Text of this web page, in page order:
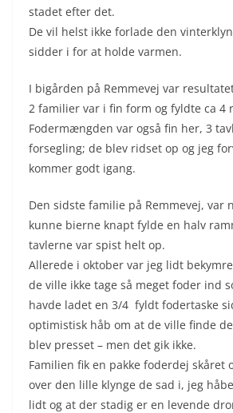
stadet efter det.
De vil helst ikke forlade den
sidder i for at holde varmen.
I bigården på Remmevej var
2 familier var i fin form og fyldte ca 4
Fodermængden var også fin her, 3
forsegling; de blev ridset op og jeg
kommer godt igang.
Den sidste familie på Remmevej, var
kunne bierne knapt fylde en halv
tavlerne var spist helt op.
Allerede i oktober var jeg lidt
de ville ikke tage så meget foder ind
havde ladet en 3/4 fyldt fodertaske
optimistisk håb om at de ville finde
blev presset – men det gik ikke.
Familien fik en pakke foderdej skåret
over den lille klynge de sad i, jeg
lidt og at der stadig er en levende